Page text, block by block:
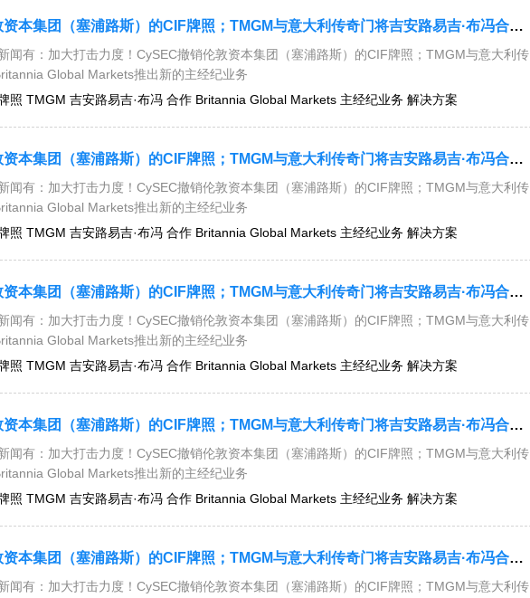
今日要闻：CySEC撤销伦敦资本集团（塞浦路斯）的CIF牌照；TMGM与意大利传奇门将吉安路易吉·布冯合作；Britannia Global Markets推出新的主经纪业务解决方案....
闻有：加大打击力度！CySEC撤销伦敦资本集团（塞浦路斯）的CIF牌照；TMGM与意大利传
Global Markets推出新的主经纪业务
照 TMGM 吉安路易吉·布冯 合作 Britannia Global Markets 主经纪业务 解决方案
今日要闻：CySEC撤销伦敦资本集团（塞浦路斯）的CIF牌照；TMGM与意大利传奇门将吉安路易吉·布冯合作；Britannia Global Markets推出新的主经纪业务解决方案....
闻有：加大打击力度！CySEC撤销伦敦资本集团（塞浦路斯）的CIF牌照；TMGM与意大利传
Global Markets推出新的主经纪业务
照 TMGM 吉安路易吉·布冯 合作 Britannia Global Markets 主经纪业务 解决方案
今日要闻：CySEC撤销伦敦资本集团（塞浦路斯）的CIF牌照；TMGM与意大利传奇门将吉安路易吉·布冯合作；Britannia Global Markets推出新的主经纪业务解决方案....
闻有：加大打击力度！CySEC撤销伦敦资本集团（塞浦路斯）的CIF牌照；TMGM与意大利传
Global Markets推出新的主经纪业务
照 TMGM 吉安路易吉·布冯 合作 Britannia Global Markets 主经纪业务 解决方案
今日要闻：CySEC撤销伦敦资本集团（塞浦路斯）的CIF牌照；TMGM与意大利传奇门将吉安路易吉·布冯合作；Britannia Global Markets推出新的主经纪业务解决方案....
闻有：加大打击力度！CySEC撤销伦敦资本集团（塞浦路斯）的CIF牌照；TMGM与意大利传
Global Markets推出新的主经纪业务
照 TMGM 吉安路易吉·布冯 合作 Britannia Global Markets 主经纪业务 解决方案
今日要闻：CySEC撤销伦敦资本集团（塞浦路斯）的CIF牌照；TMGM与意大利传奇门将吉安路易吉·布冯合作；Britannia Global Markets推出新的主经纪业务解决方案....
闻有：加大打击力度！CySEC撤销伦敦资本集团（塞浦路斯）的CIF牌照；TMGM与意大利传